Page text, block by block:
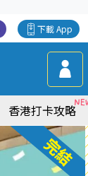
下載 App
香港打卡攻略